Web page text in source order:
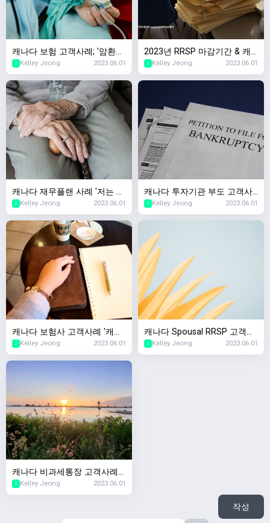
캐나다 보험 고객사례; '암환자
였는데 살아남았어요. 보험가
입이 되나요?'
2 Kelley Jeong 2023.06.01
2023년 RRSP 마감기간 & 캐
나다 세금신고 마감기간 안내
2 Kelley Jeong 2023.06.01
캐나다 재무플랜 사례 '저는 얼
마가 있어야 은퇴가 가능하
죠?', 캐나다 은퇴자금
2 Kelley Jeong 2023.06.01
캐나다 투자기관 부도 고객사
례,캐나다 투자회사가 망하면
제 돈은요..?
2 Kelley Jeong 2023.06.01
캐나다 보험사 고객사례 '캐나
다서 생명보험샀는데 회사가
망하면요?'
2 Kelley Jeong 2023.06.01
캐나다 Spousal RRSP 고객사
례 '이혼 후 퇴직연금 재산분할
은 어떻게되나요?'
2 Kelley Jeong 2023.06.01
캐나다 비과세통장 고객사례
'TFSA 사용하다가 세금폭탄맞
았는데요'
2 Kelley Jeong 2023.06.01
작성